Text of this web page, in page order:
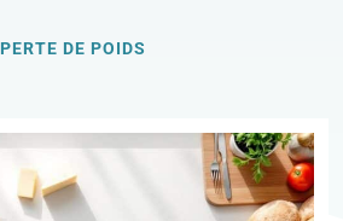
PERTE DE POIDS